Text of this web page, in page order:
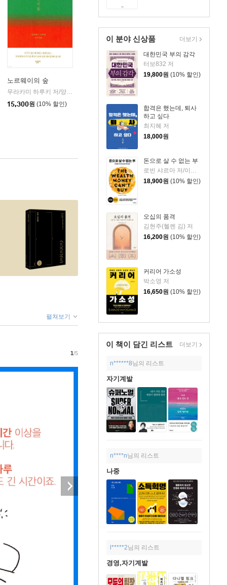
이 분야 신상품
대한민국 부의 감각
터보832 저
19,800원 (10% 할인)
합격은 했는데, 퇴사
하고 싶다
최지혜 저
18,000원
돈으로 살 수 없는 부
로빈 샤르마 저/이영래 역
18,900원 (10% 할인)
오십의 품격
김현주(헬렌 김) 저
16,200원 (10% 할인)
커리어 가소성
박소영 저
16,650원 (10% 할인)
더보기
이 책이 담긴 리스트 더보기
n******8님의 리스트
자기계발
n****n님의 리스트
나중
l*****2님의 리스트
경영,자기계발
노르웨이의 숲
무라카미 하루키 저/양억관 역
15,300원 (10% 할인)
펼쳐보기
1/5